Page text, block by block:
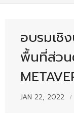
- - บุคลากรวิชาการ
อบรมเชิ
พื้นที่ส่วน
JAN 22, 2022